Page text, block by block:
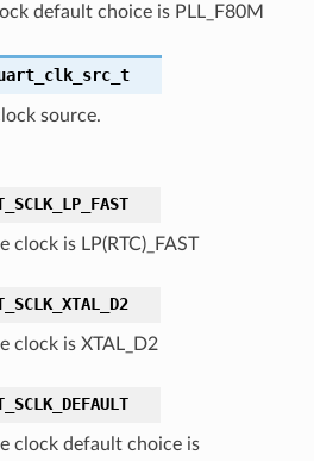
default choice is PLL_F80M
source.
clock is LP(RTC)_FAST
clock is XTAL_D2
clock default choice is